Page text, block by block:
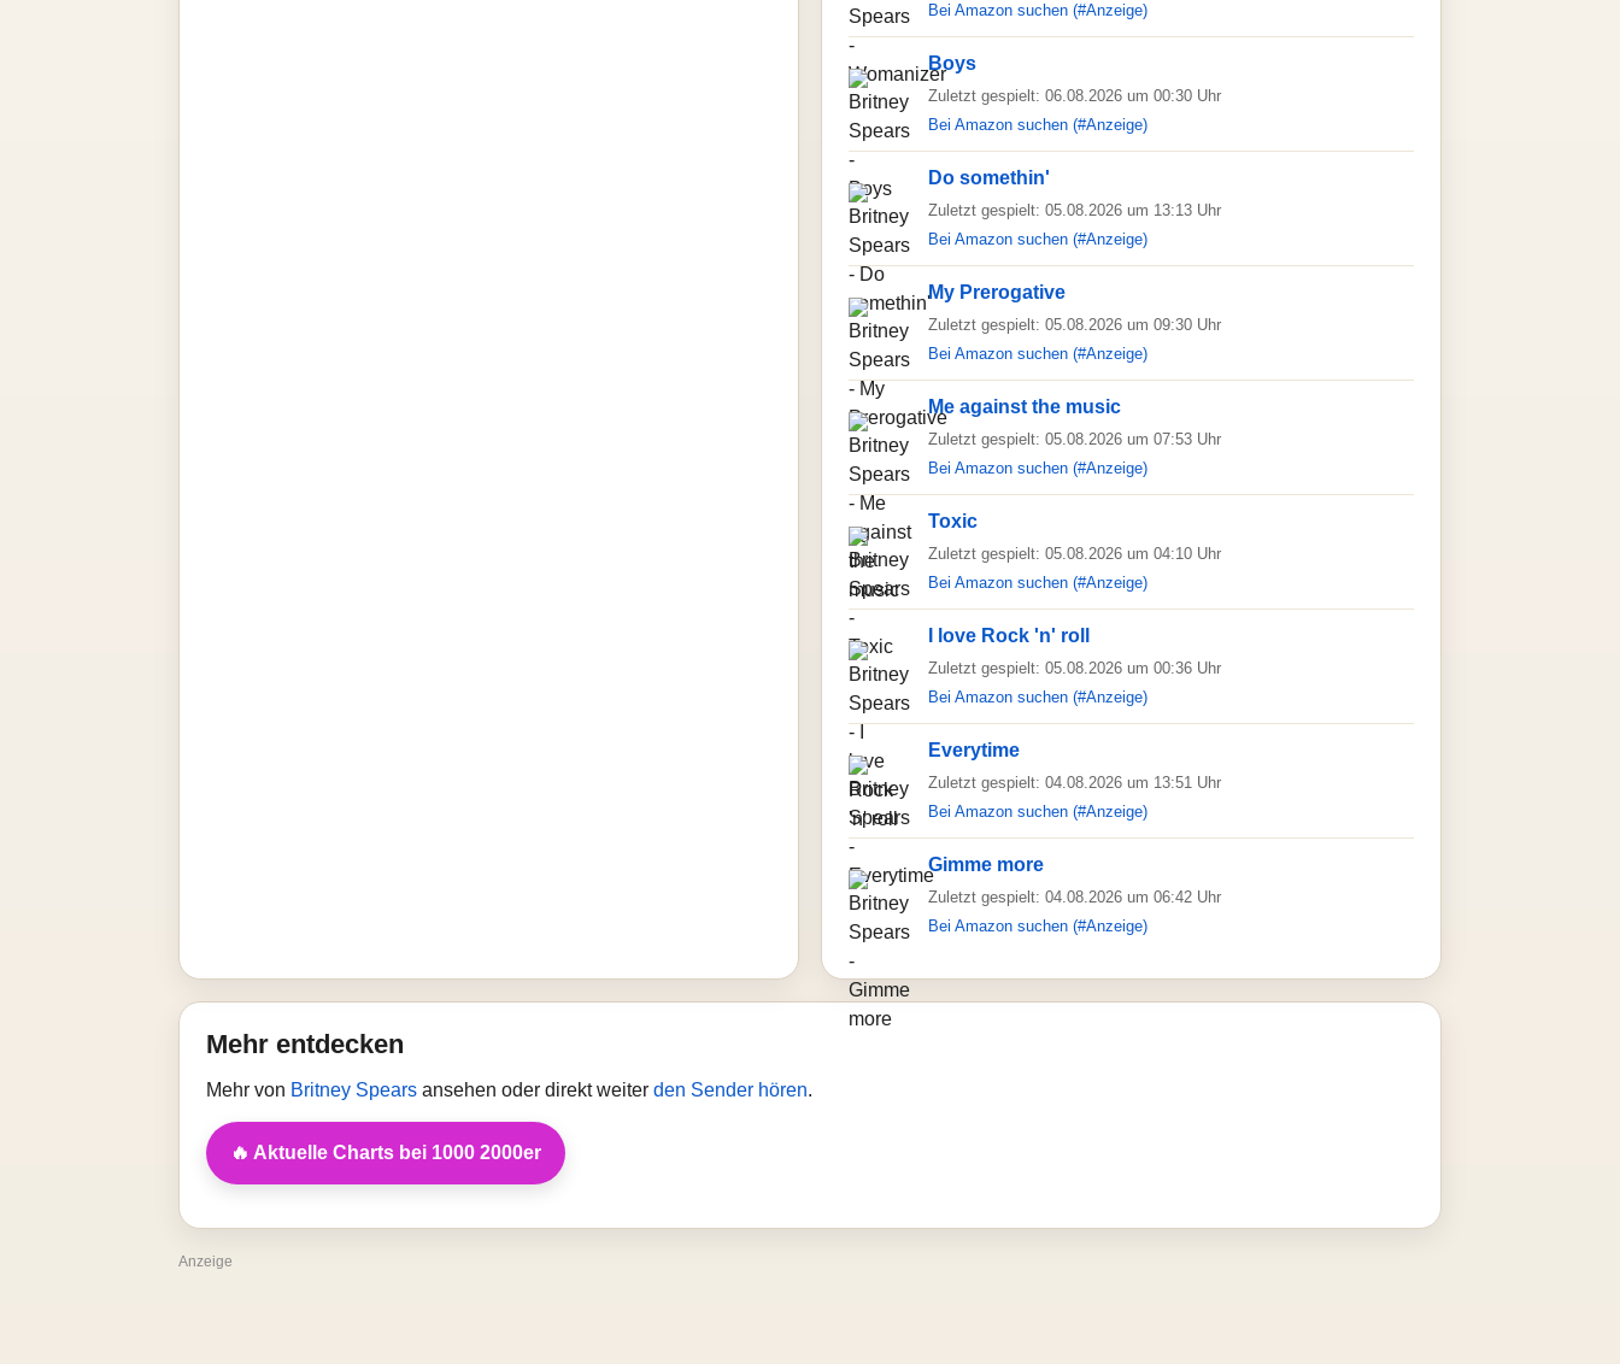
Bei Amazon suchen (#Anzeige)
Boys
Zuletzt gespielt: 06.08.2026 um 00:30 Uhr
Bei Amazon suchen (#Anzeige)
Do somethin'
Zuletzt gespielt: 05.08.2026 um 13:13 Uhr
Bei Amazon suchen (#Anzeige)
My Prerogative
Zuletzt gespielt: 05.08.2026 um 09:30 Uhr
Bei Amazon suchen (#Anzeige)
Me against the music
Zuletzt gespielt: 05.08.2026 um 07:53 Uhr
Bei Amazon suchen (#Anzeige)
Toxic
Zuletzt gespielt: 05.08.2026 um 04:10 Uhr
Bei Amazon suchen (#Anzeige)
I love Rock 'n' roll
Zuletzt gespielt: 05.08.2026 um 00:36 Uhr
Bei Amazon suchen (#Anzeige)
Everytime
Zuletzt gespielt: 04.08.2026 um 13:51 Uhr
Bei Amazon suchen (#Anzeige)
Gimme more
Zuletzt gespielt: 04.08.2026 um 06:42 Uhr
Bei Amazon suchen (#Anzeige)
Mehr entdecken
Mehr von Britney Spears ansehen oder direkt weiter den Sender hören.
🔥 Aktuelle Charts bei 1000 2000er
Anzeige